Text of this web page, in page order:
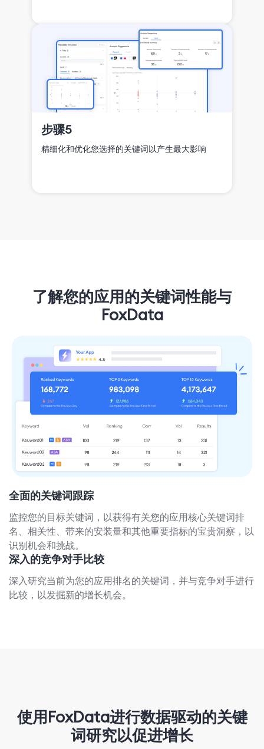
步骤5
精细化和优化您选择的关键词以产生最大影响
了解您的应用的关键词性能与
FoxData
全面的关键词跟踪
监控您的目标关键词，以获得有关您的应用核心关键词排
名、相关性、带来的安装量和其他重要指标的宝贵洞察，以
识别机会和挑战。
深入的竞争对手比较
深入研究当前为您的应用排名的关键词，并与竞争对手进行
比较，以发掘新的增长机会。
使用FoxData进行数据驱动的关键
词研究以促进增长